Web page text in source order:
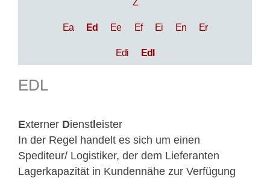
Ea Ed Ee Ef Ei En Er
Edi Edl
EDL
Externer Dienst eister
In der Regel handelt es sich um einen
Spediteur/ Logistiker, der dem Lieferanten
Lagerkapazität in Kundennähe zur Verfügung